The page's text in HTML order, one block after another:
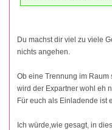
Du machst dir viel zu viele
nichts angehen.
Ob eine Trennung im Raum
wird der Expartner wohl eh
Für euch als Einladende ist
Ich würde,wie gesagt, in